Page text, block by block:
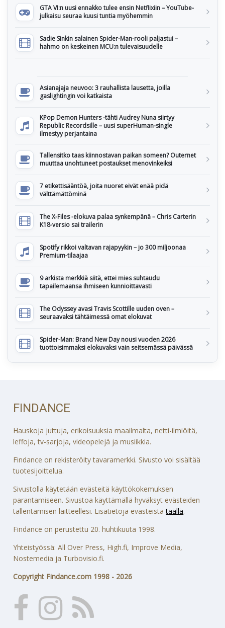
GTA VI:n uusi ennakko tulee ensin Netflixiin – YouTube-
julkaisu seuraa kuusi tuntia myöhemmin
Sadie Sinkin salainen Spider-Man-rooli paljastui –
hahmo on keskeinen MCU:n tulevaisuudelle
Asianajaja neuvoo: 3 rauhallista lausetta, joilla
gaslightingin voi katkaista
KPop Demon Hunters -tähti Audrey Nuna siirtyy
Republic Recordsille – uusi superHuman-single
ilmestyy perjantaina
Tallensitko taas kiinnostavan paikan someen? Outernet
muuttaa unohtuneet postaukset menovinkeiksi
7 etikettisääntöä, joita nuoret eivät enää pidä
välttämättöminä
The X-Files -elokuva palaa synkempänä – Chris Carterin
K18-versio sai trailerin
Spotify rikkoi valtavan rajapyykin – jo 300 miljoonaa
Premium-tilaajaa
9 arkista merkkiä siitä, ettei mies suhtaudu
tapailemaansa ihmiseen kunnioittavasti
The Odyssey avasi Travis Scottille uuden oven –
seuraavaksi tähtäimessä omat elokuvat
Spider-Man: Brand New Day nousi vuoden 2026
tuottoisimmaksi elokuvaksi vain seitsemässä päivässä
FINDANCE
Hauskoja juttuja, erikoisuuksia maailmalta, netti-ilmiöitä,
leffoja, tv-sarjoja, videopelejä ja musiikkia.
Findance on rekisteröity tavaramerkki. Sivusto voi sisältää
tuotesijoittelua.
Sivustolla käytetään evästeitä käyttökokemuksen
parantamiseen. Sivustoa käyttämällä hyväksyt evästeiden
tallentamisen laitteellesi. Lisätietoja evästeistätäällä.
Findance on perustettu 20. huhtikuuta 1998.
Yhteistyössä: All Over Press, High.fi, Improve Media,
Nostemedia ja Turbovisio.fi.
Copyright Findance.com 1998 - 2026